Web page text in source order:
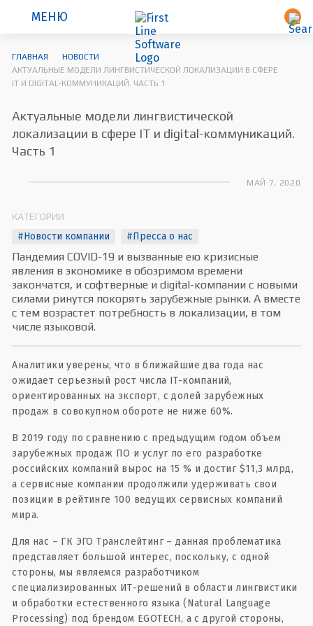
МЕНЮ
ГЛАВНАЯ
НОВОСТИ
АКТУАЛЬНЫЕ МОДЕЛИ ЛИНГВИСТИЧЕСКОЙ ЛОКАЛИЗАЦИИ В СФЕРЕ
IT И DIGITAL-КОММУНИКАЦИЙ. ЧАСТЬ 1
Актуальные модели лингвистической
локализации в сфере IT и digital-коммуникаций.
Часть 1
МАЙ 7, 2020
КАТЕГОРИИ
#Новости компании #Пресса о нас
Пандемия COVID-19 и вызванные ею кризисные
явления в экономике в обозримом времени
закончатся, и софтверные и digital-компании с новыми
силами ринутся покорять зарубежные рынки. А вместе
с тем возрастет потребность в локализации, в том
числе языковой.
Аналитики уверены, что в ближайшие два года нас
ожидает серьезный рост числа IT-компаний,
ориентированных на экспорт, с долей зарубежных
продаж в совокупном обороте не ниже 60%.
В 2019 году по сравнению с предыдущим годом объем
зарубежных продаж ПО и услуг по его разработке
российских компаний вырос на 15 % и достиг $11,3 млрд,
а сервисные компании продолжили удерживать свои
позиции в рейтинге 100 ведущих сервисных компаний
мира.
Для нас – ГК ЭГО Транслейтинг – данная проблематика
представляет большой интерес, поскольку, с одной
стороны, мы являемся разработчиком
специализированных ИТ-решений в области лингвистики
и обработки естественного языка (Natural Language
Processing) под брендом EGOTECH, а с другой стороны,